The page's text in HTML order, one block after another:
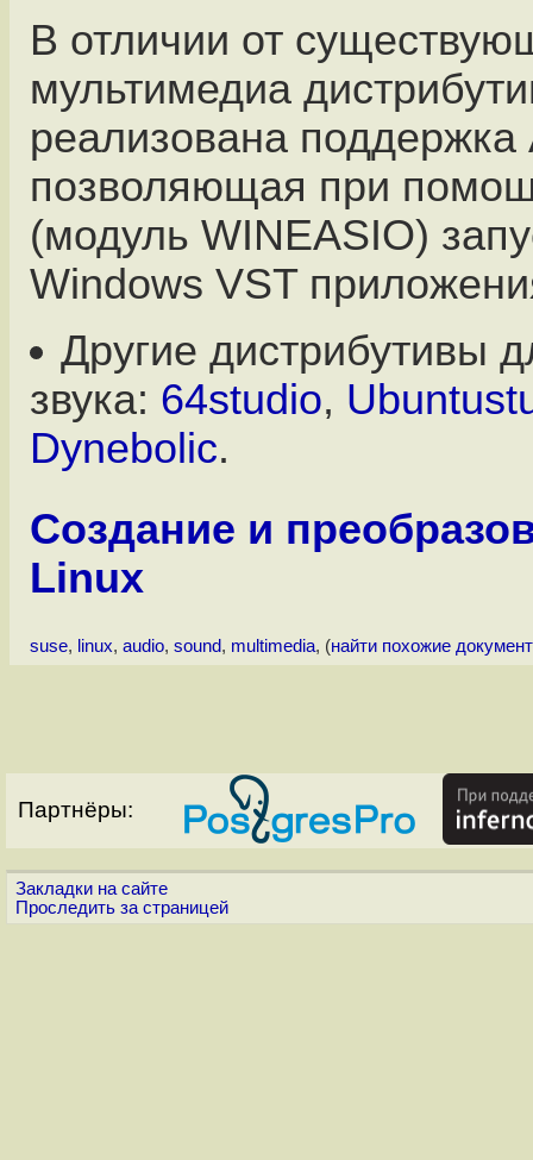
В отличии от
мультимедиа
реализована поддержка
позволяющая при
(модуль WINEASIO)
Windows VST
Другие дистрибутивы
звука: 64studio,
Dynebolic.
Создание и
Linux
suse, linux, audio, sound, multimedia, (найти похожие
Партнёры:
Закладки на сайте
Проследить за страницей